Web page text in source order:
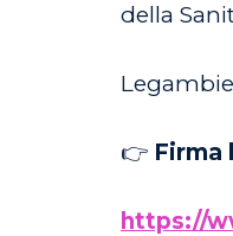
della
👉 Firma
https://